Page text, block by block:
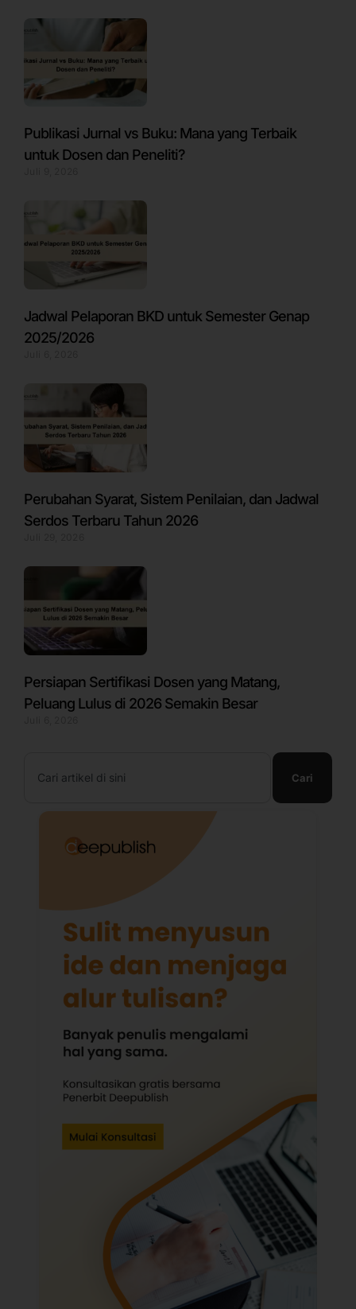
Publikasi Jurnal vs Buku: Mana yang Terbaik
untuk Dosen dan Peneliti?
Jadwal Pelaporan BKD untuk Semester Genap
2025/2026
Perubahan Syarat, Sistem Penilaian, dan Jadwal
Serdos Terbaru Tahun 2026
Persiapan Sertifikasi Dosen yang Matang,
Peluang Lulus di 2026 Semakin Besar
Cari